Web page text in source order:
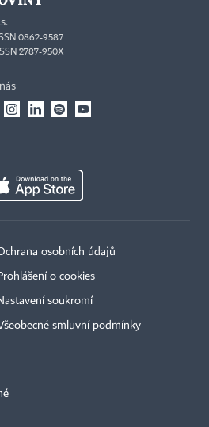
0862-9587
2787-950X
osobních údajů
o cookies
soukromí
smluvní podmínky